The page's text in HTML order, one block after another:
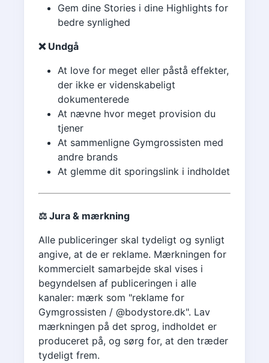
Gem dine Stories i dine Highlights for
bedre synlighed
❌ Undgå
At love for meget eller påstå effekter,
der ikke er videnskabeligt
dokumenterede
At nævne hvor meget provision du
tjener
At sammenligne Gymgrossisten med
andre brands
At glemme dit sporingslink i indholdet
⚖️ Jura & mærkning
Alle publiceringer skal tydeligt og synligt
angive, at de er reklame. Mærkningen for
kommercielt samarbejde skal vises i
begyndelsen af publiceringen i alle
kanaler: mærk som "reklame for
Gymgrossisten / @bodystore.dk". Lav
mærkningen på det sprog, indholdet er
produceret på, og sørg for, at den træder
tydeligt frem.